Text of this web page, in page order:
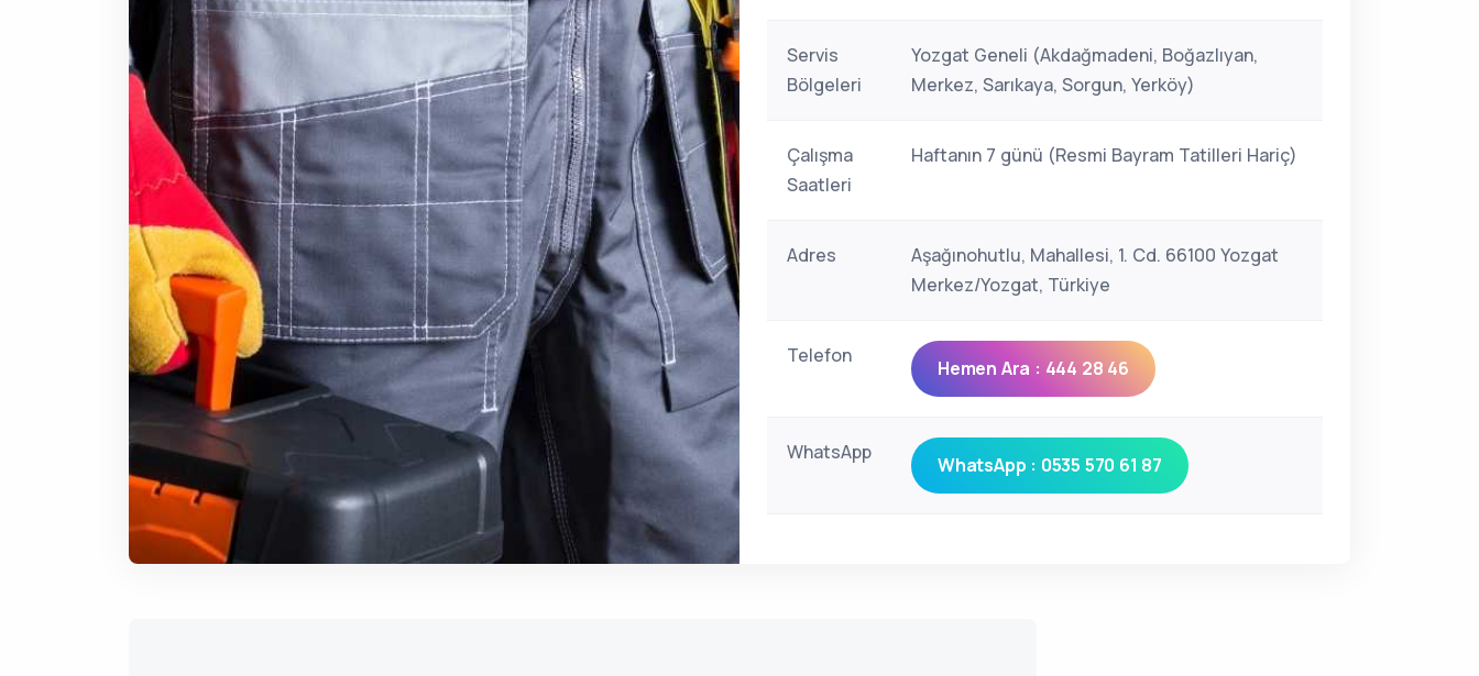
Servis
Bölgeleri
Yozgat Geneli (Akdağmadeni, Boğazlıyan,
Merkez, Sarıkaya, Sorgun, Yerköy)
Çalışma
Saatleri
Haftanın 7 günü (Resmi Bayram Tatilleri Hariç)
Adres
Aşağınohutlu, Mahallesi, 1. Cd. 66100 Yozgat
Merkez/Yozgat, Türkiye
Telefon
Hemen Ara : 444 28 46
WhatsApp
WhatsApp : 0535 570 61 87